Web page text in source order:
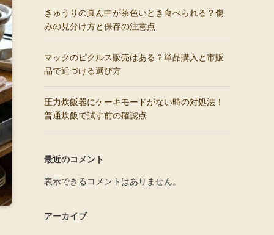
きゅうりの真ん中が茶色いとき食べられる？傷
みの見分け方と保存の注意点
マックのピクルス販売はある？単品購入と市販
品で近づける選び方
圧力炊飯器にケーキモードがない時の対処法！
普通炊飯で試す前の確認点
最近のコメント
表示できるコメントはありません。
アーカイブ